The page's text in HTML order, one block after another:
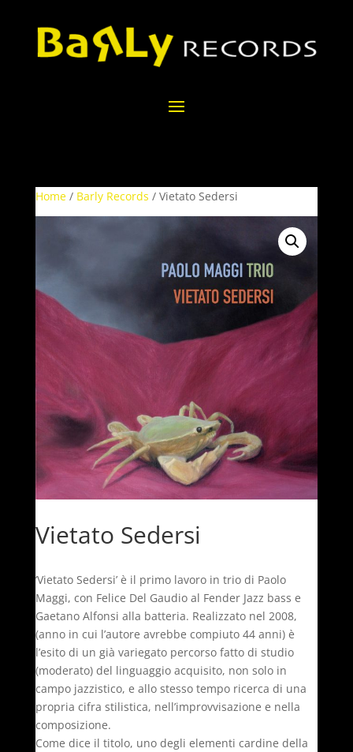
Home/ Barly Records / Vietato Sedersi
Vietato Sedersi
‘Vietato Sedersi’ è il primo lavoro in trio di Paolo
Maggi, con Felice Del Gaudio al Fender Jazz bass e
Gaetano Alfonsi alla batteria. Realizzato nel 2008,
(anno in cui l’autore avrebbe compiuto 44 anni) è
l’esito di un già variegato percorso fatto di studio
(moderato) del linguaggio acquisito, non solo in
campo jazzistico, e allo stesso tempo ricerca di una
propria cifra stilistica, nell’improvvisazione e nella
composizione.
Come dice il titolo, uno degli elementi cardine della